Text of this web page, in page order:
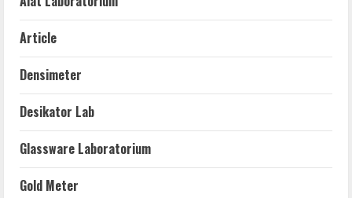
Article
Densimeter
Desikator Lab
Glassware Laboratorium
Gold Meter